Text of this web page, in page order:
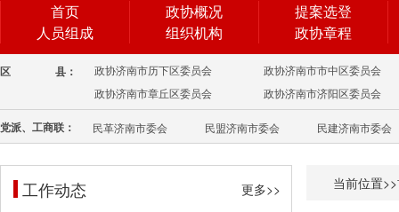
首页
人员组成
政协概况
组织机构
提案选登
政协章程
区 县： 政协济南市历下区委员会
政协济南市市中区委员会
政协济南市章丘区委员会
政协济南市济阳区委员会
党派、工商联： 民革济南市委会 民盟济南市委会 民建济南市委会
工作动态
更多>>
当前位置>>